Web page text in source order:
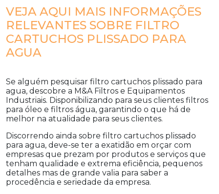
VEJA AQUI MAIS INFORMAÇÕES
RELEVANTES SOBRE FILTRO
CARTUCHOS PLISSADO PARA
AGUA
Se alguém pesquisar filtro cartuchos plissado para
agua, descobre a M&A Filtros e Equipamentos
Industriais. Disponibilizando para seus clientes filtros
para óleo e filtros água, garantindo o que há de
melhor na atualidade para seus clientes.
Discorrendo ainda sobre filtro cartuchos plissado
para agua, deve-se ter a exatidão em orçar com
empresas que prezam por produtos e serviços que
tenham qualidade e extrema eficiência, pequenos
detalhes mas de grande valia para saber a
procedência e seriedade da empresa.